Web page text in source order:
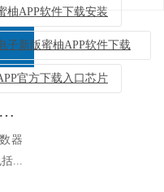
柚APP软件下载安装
子新版蜜柚APP软件下载
官方下载入口芯片
CD4017B计数器芯片的引脚图及简单介绍-蜜柚下载电子
器
...